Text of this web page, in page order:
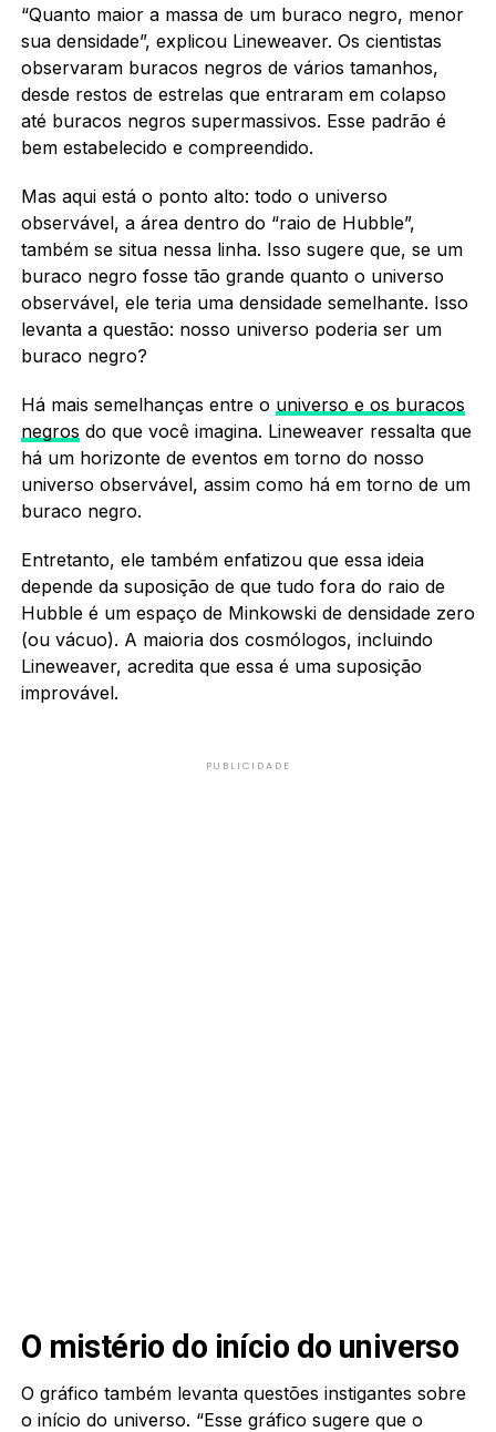
“Quanto maior a massa de um buraco negro, menor
sua densidade”, explicou Lineweaver. Os cientistas
observaram buracos negros de vários tamanhos,
desde restos de estrelas que entraram em colapso
até buracos negros supermassivos. Esse padrão é
bem estabelecido e compreendido.
Mas aqui está o ponto alto: todo o universo
observável, a área dentro do “raio de Hubble”,
também se situa nessa linha. Isso sugere que, se um
buraco negro fosse tão grande quanto o universo
observável, ele teria uma densidade semelhante. Isso
levanta a questão: nosso universo poderia ser um
buraco negro?
Há mais semelhanças entre o universo e os buracos
negros do que você imagina. Lineweaver ressalta que
há um horizonte de eventos em torno do nosso
universo observável, assim como há em torno de um
buraco negro.
Entretanto, ele também enfatizou que essa ideia
depende da suposição de que tudo fora do raio de
Hubble é um espaço de Minkowski de densidade zero
(ou vácuo). A maioria dos cosmólogos, incluindo
Lineweaver, acredita que essa é uma suposição
improvável.
PUBLICIDADE
O mistério do início do universo
O gráfico também levanta questões instigantes sobre
o início do universo. “Esse gráfico sugere que o